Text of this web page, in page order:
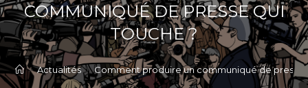
COMMUNIQUÉ DE PRESSE QUI
TOUCHE ?
> Actualités > Comment produire un communiqué de presse